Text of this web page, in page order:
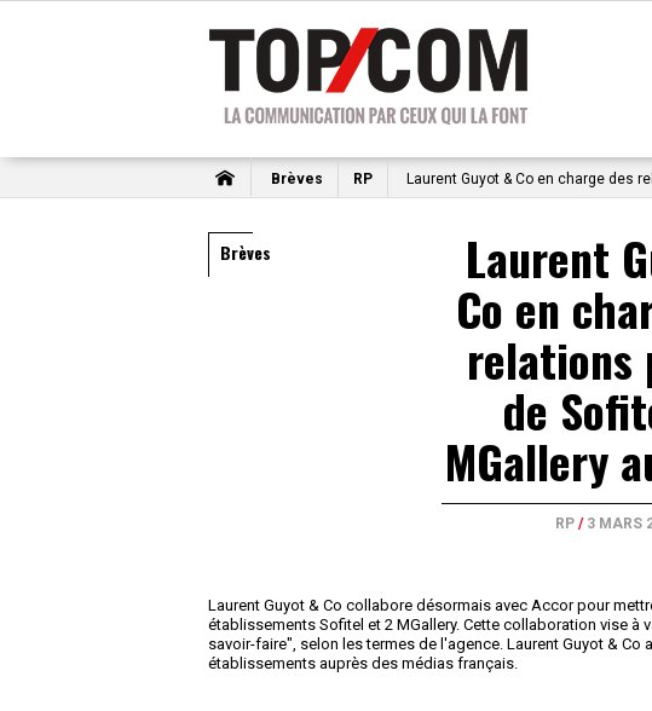
Brèves RP Laurent Guyot & Co en charge des
Brèves Laurent
Co en
relations
de
MGallery
RP/ 3 MARS
Laurent Guyot & Co collabore désormais avec Accor pour
établissements Sofitel et 2 MGallery. Cette collaboration vise à
savoir-faire", selon les termes de l'agence. Laurent Guyot & Co
établissements auprès des médias français.